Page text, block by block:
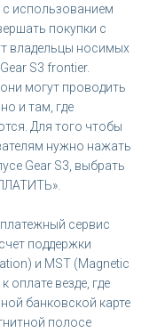
использованием
покупки с
владельцы носимых
S3 frontier.
могут проводить
и там, где
Для того чтобы
нужно нажать
Gear S3, выбрать
сервис
поддержки
и MST (Magnetic
оплате везде, где
банковской карте
полосе